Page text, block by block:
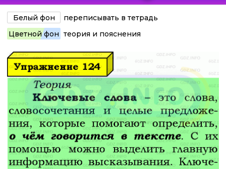
Белый фон
переписывать в тетрадь
Цветной фон теория и пояснения